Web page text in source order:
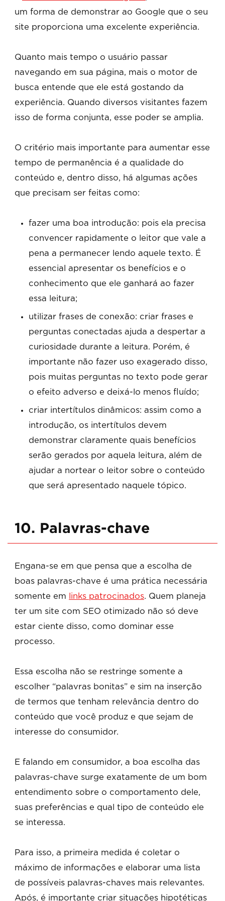
um forma de demonstrar ao Google que o seu
site proporciona uma excelente experiência.
Quanto mais tempo o usuário passar
navegando em sua página, mais o motor de
busca entende que ele está gostando da
experiência. Quando diversos visitantes fazem
isso de forma conjunta, esse poder se amplia.
O critério mais importante para aumentar esse
tempo de permanência é a qualidade do
conteúdo e, dentro disso, há algumas ações
que precisam ser feitas como:
fazer uma boa introdução: pois ela precisa
convencer rapidamente o leitor que vale a
pena a permanecer lendo aquele texto. É
essencial apresentar os benefícios e o
conhecimento que ele ganhará ao fazer
essa leitura;
utilizar frases de conexão: criar frases e
perguntas conectadas ajuda a despertar a
curiosidade durante a leitura. Porém, é
importante não fazer uso exagerado disso,
pois muitas perguntas no texto pode gerar
o efeito adverso e deixá-lo menos fluído;
criar intertítulos dinâmicos: assim como a
introdução, os intertítulos devem
demonstrar claramente quais benefícios
serão gerados por aquela leitura, além de
ajudar a nortear o leitor sobre o conteúdo
que será apresentado naquele tópico.
10. Palavras-chave
Engana-se em que pensa que a escolha de
boas palavras-chave é uma prática necessária
somente em
links patrocinados. Quem planeja
ter um site com SEO otimizado não só deve
estar ciente disso, como dominar esse
processo.
Essa escolha não se restringe somente a
escolher “palavras bonitas” e sim na inserção
de termos que tenham relevância dentro do
conteúdo que você produz e que sejam de
interesse do consumidor.
E falando em consumidor, a boa escolha das
palavras-chave surge exatamente de um bom
entendimento sobre o comportamento dele,
suas preferências e qual tipo de conteúdo ele
se interessa.
Para isso, a primeira medida é coletar o
máximo de informações e elaborar uma lista
de possíveis palavras-chaves mais relevantes.
Após, é importante criar situações hipotéticas